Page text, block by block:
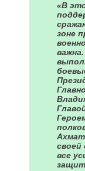
«В
зоне
своей
все